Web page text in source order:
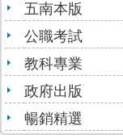
五南本版
公職考試
教科專業
政府出版
暢銷精選